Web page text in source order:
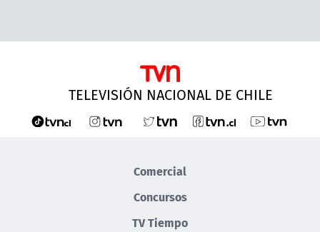
TELEVISIÓN NACIONAL DE CHILE
Comercial
Concursos
TV Tiempo